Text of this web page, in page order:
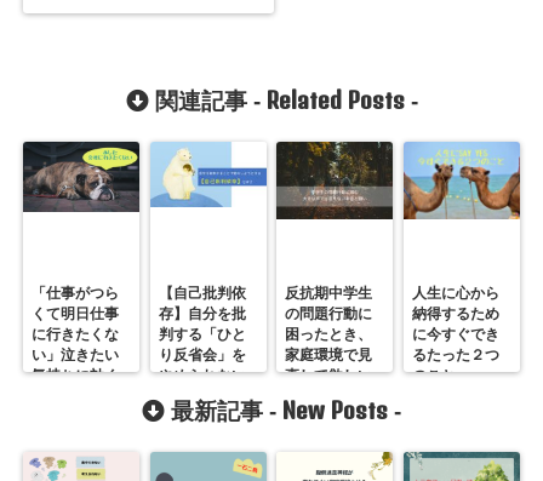
関連記事 - Related Posts-
「仕事がつら
くて明日仕事
に行きたくな
い」泣きたい
気持ちに効く
【自己批判依
存】自分を批
判する「ひと
り反省会」を
やめられない
のはなぜ？
反抗期中学生
の問題行動に
困ったとき、
家庭環境で見
直して欲しい
こと。
人生に心から
納得するため
に今すぐでき
るたった２つ
のこと
最新記事 - New Posts -